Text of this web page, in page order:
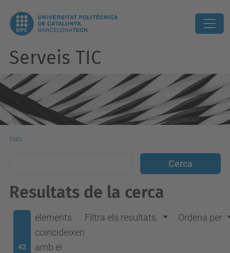
Serveis TIC
Inici
Resultats de la cerca
42
elements
coincideixen
amb el
Filtra els resultats. Ordena per